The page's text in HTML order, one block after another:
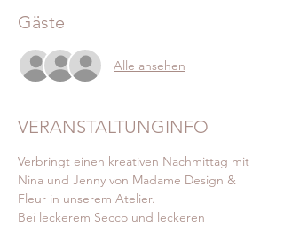
Gäste
Alle ansehen
VERANSTALTUNGINFO
Verbringt einen kreativen Nachmittag mit
Nina und Jenny von Madame Design &
Fleur in unserem Atelier.
Bei leckerem Secco und leckeren